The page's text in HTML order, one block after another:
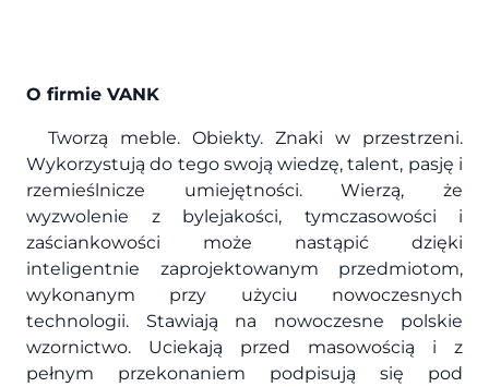
O firmie VANK
Tworzą meble. Obiekty. Znaki w przestrzeni.
Wykorzystują do tego swoją wiedzę, talent, pasję i
rzemieślnicze umiejętności. Wierzą, że
wyzwolenie z bylejakości, tymczasowości i
zaściankowości może nastąpić dzięki
inteligentnie zaprojektowanym przedmiotom,
wykonanym przy użyciu nowoczesnych
technologii. Stawiają na nowoczesne polskie
wzornictwo. Uciekają przed masowością i z
pełnym przekonaniem podpisują się pod